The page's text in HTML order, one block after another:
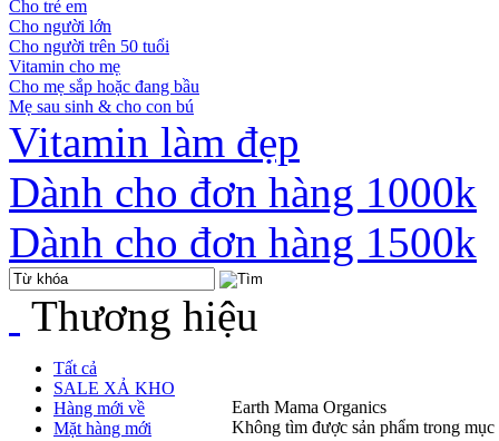
Cho trẻ em
Cho người lớn
Cho người trên 50 tuổi
Vitamin cho mẹ
Cho mẹ sắp hoặc đang bầu
Mẹ sau sinh & cho con bú
Vitamin làm đẹp
Dành cho đơn hàng 1000k
Dành cho đơn hàng 1500k
Thương hiệu
Tất cả
SALE XẢ KHO
Hàng mới về
Mặt hàng mới
Earth Mama Organics
Không tìm được sản phẩm trong mục